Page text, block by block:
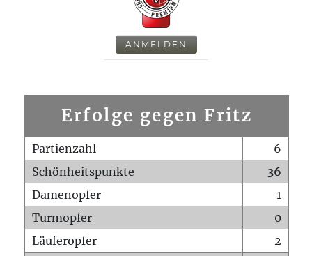
ANMELDEN
Erfolge gegen Fritz
Partienzahl
6
Schönheitspunkte
36
Damenopfer
1
Turmopfer
0
Läuferopfer
2